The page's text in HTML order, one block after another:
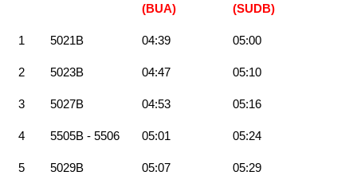
(BUA)
(SUDB)
1 5021B 04:39 05:00
2 5023B 04:47 05:10
3 5027B 04:53 05:16
4 5505B - 5506 05:01 05:24
5 5029B 05:07 05:29